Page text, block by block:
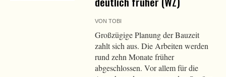
VONTOBI
Großzügige Planung der Bauzeit
zahlt sich aus. Die Arbeiten werden
rund zehn Monate früher
abgeschlossen. Vor allem für die